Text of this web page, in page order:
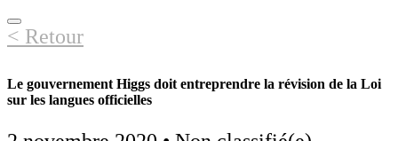
Open
Mobile
< Retour
Le gouvernement Higgs doit entreprendre la révision de la Loi
sur les langues officielles